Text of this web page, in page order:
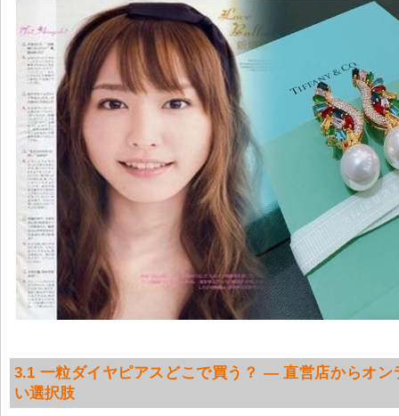
3.1 一粒ダイヤピアスどこで買う？ — 直営店からオン
い選択肢